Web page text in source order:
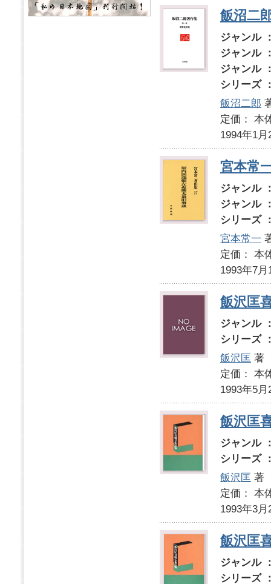
飯沼二
ジャンル
ジャンル
ジャンル
シリーズ
飯沼二郎
定価：
1994年1月
宮本常
ジャンル
ジャンル
シリーズ
宮本常一
定価：
1993年7月
飯沢匡
ジャンル
シリーズ
飯沢匡 著
定価：
1993年5月
飯沢匡
ジャンル
シリーズ
飯沢匡 著
定価：
1993年3月
飯沢匡
ジャンル
シリーズ